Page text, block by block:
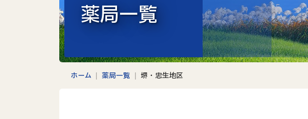
薬局一覧
ホーム 薬局一覧 堺・忠生地区